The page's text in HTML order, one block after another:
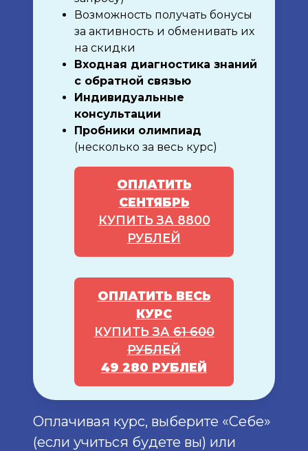
Возможность получать бонусы
за активность и обменивать их
на скидки
Входная диагностика знаний
с обратной связью
Индивидуальные
консультации
Пробники олимпиад
(несколько за весь курс)
ОПЛАТИТЬ
СЕНТЯБРЬ
КУПИТЬ ЗА 8800
РУБЛЕЙ
ОПЛАТИТЬ ВЕСЬ
КУРС
КУПИТЬ ЗА61 600
РУБЛЕЙ
49 280 РУБЛЕЙ
Оплачивая курс, выберите «Себе»
(если учиться будете вы) или